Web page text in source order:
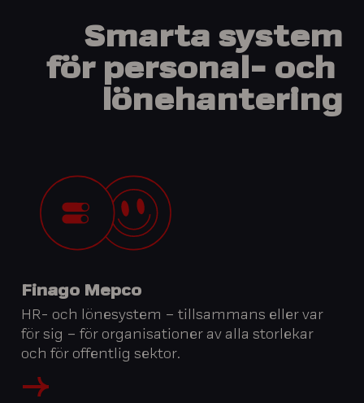
Smarta system
för personal- och
lönehantering
Finago Mepco
HR- och lönesystem – tillsammans eller var
för sig – för organisationer av alla storlekar
och för offentlig sektor.